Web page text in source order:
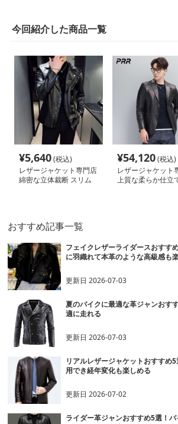
今回紹介した商品一覧
¥5,640(税込)
レザージャケット専門店
綿密な立体裁断 スリム
¥54,120(税込)
レザージャケット
上質な柔らか仕立
おすすめ記事一覧
フェイクレザーライダースおすす
に羽織れて本革のような高級感も
更新日2026-07-03
夏のバイクに最適な革ジャンおす
適に走れる
更新日2026-07-03
リアルレザージャケットおすすめ
用でき経年変化も楽しめる
更新日2026-07-02
ライダー革ジャンおすすめ5選！